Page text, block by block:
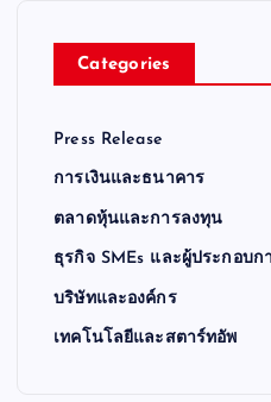
Categories
Press Release
การเงินและธนาคาร
ตลาดหุ้นและการลงทุน
ธุรกิจ SMEs และผู้ประกอบก
บริษัทและองค์กร
เทคโนโลยีและสตาร์ทอัพ